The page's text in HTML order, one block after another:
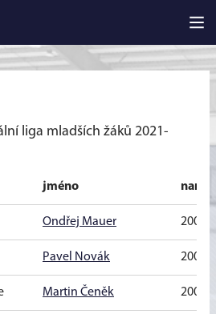
liga mladších žáků 2021-
jméno
Ondřej Mauer 2009
Pavel Novák 2009
Martin Čeněk 2009